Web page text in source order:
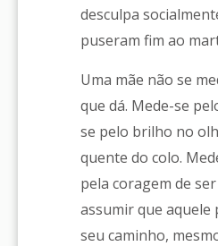
desculpa
puseram fim ao
Uma mãe não se
que dá. Mede-se
se pelo brilho no
quente do colo.
pela coragem de
assumir que aquele
seu caminho,